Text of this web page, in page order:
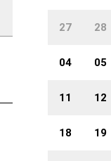
27 28
04 05
11 12
18 19